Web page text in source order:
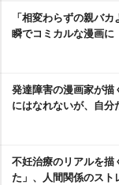
「相変わらずの親バ
瞬でコミカルな漫画に
発達障害の漫画家が
にはなれないが、自分
不妊治療のリアルを描
た」、人間関係のスト